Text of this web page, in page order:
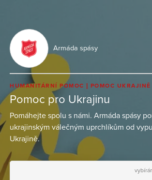
Armáda spásy
HUMANITÁRNÍ POMOC POMOC UKRAJINĚ
Pomoc pro Ukrajinu
Pomáhejte spolu s námi. Armáda spásy
ukrajinským válečným uprchlíkům od
Ukrajině.